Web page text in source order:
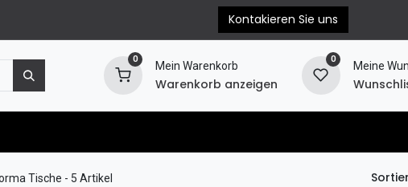
Kontakieren Sie uns
0
Mein Warenkorb
Warenkorb anzeigen
0
Meine
Tische - 5 Artikel